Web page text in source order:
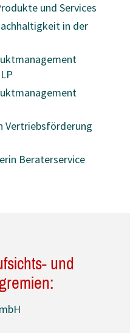
und Services
in der
Vertriebsförderung
Beraterservice
und